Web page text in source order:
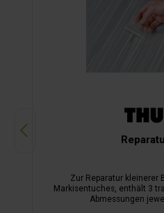
Zur Reparatur kleinerer
Markisentuches, enthält 3
Abmessungen